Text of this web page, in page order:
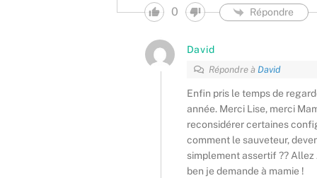
0 Répondre
David
Répondre à David
Enfin pris le temps de
année. Merci Lise, merci
reconsidérer certaines
comment le sauveteur,
simplement assertif ??
ben je demande à mamie !